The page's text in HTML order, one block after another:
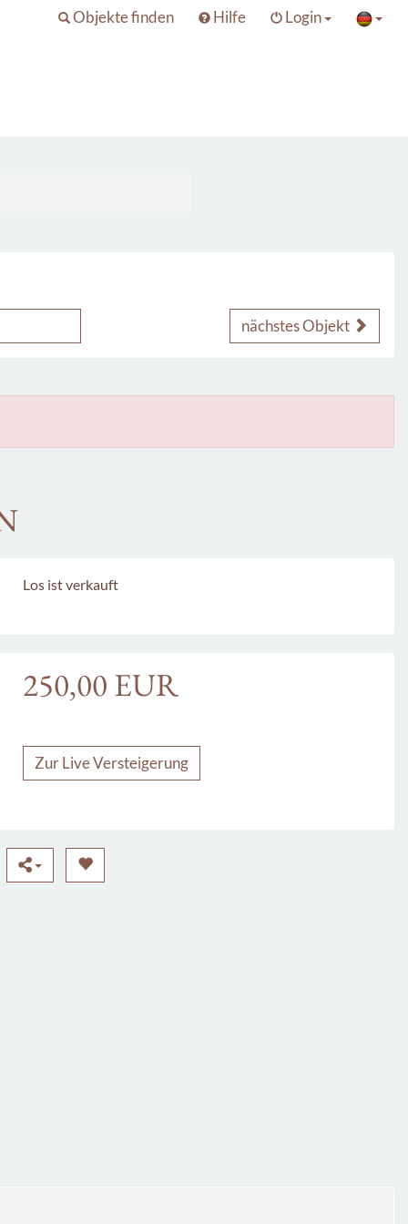
Objekte finden Hilfe Login
nächstes Objekt
Los ist verkauft
250,00 EUR
Zur Live Versteigerung